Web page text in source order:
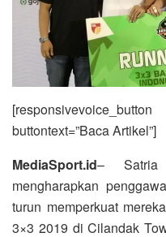
buttontext=”Baca Artikel”]
MediaSport.id– Satria
mengharapkan
turun memperkuat
3×3 2019 di Cilandak